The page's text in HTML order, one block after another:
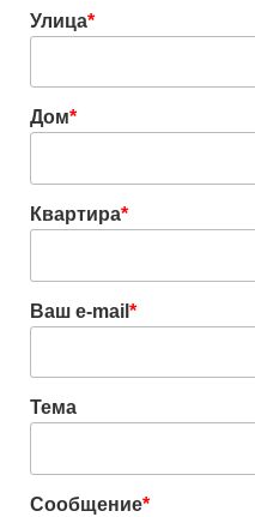
Улица*
Дом*
Квартира*
Ваш e-mail *
Тема
Сообщение*